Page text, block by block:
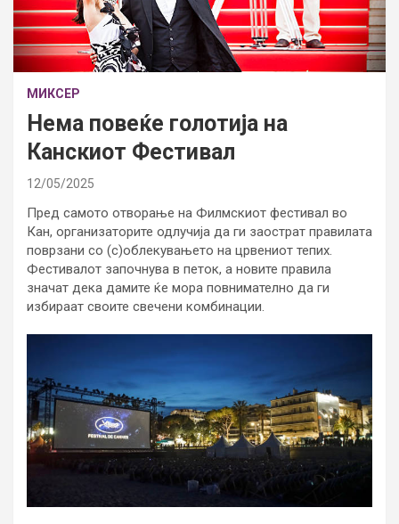
МИКСЕР
Нема повеќе голотија на
Канскиот Фестивал
12/05/2025
Пред самото отворање на Филмскиот фестивал во
Кан, организаторите одлучија да ги заострат правилата
поврзани со (с)облекувањето на црвениот тепих.
Фестивалот започнува в петок, а новите правила
значат дека дамите ќе мора повнимателно да ги
избираат своите свечени комбинации.